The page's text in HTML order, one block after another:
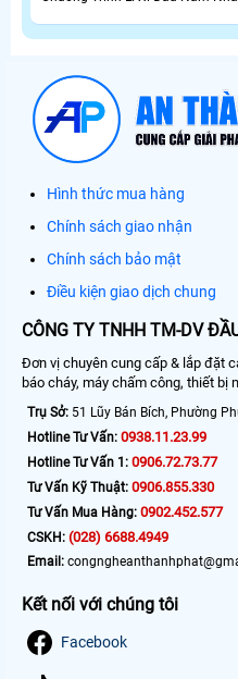
Hình thức mua hàng
Chính sách giao nhận
Chính sách bảo mật
Điều kiện giao dịch chung
CÔNG TY TNHH TM-DV
Đơn vị chuyên cung cấp & lắp đặt
báo cháy, máy chấm công, thiết bị
Trụ Sở: 51 Lũy Bán Bích, Phường
Hotline Tư Vấn: 0938.11.23.99
Hotline Tư Vấn 1: 0906.72.73.77
Tư Vấn Kỹ Thuật: 0906.855.330
Tư Vấn Mua Hàng: 0902.452.577
CSKH: (028) 6688.4949
Email:
Kết nối với chúng tôi
Facebook